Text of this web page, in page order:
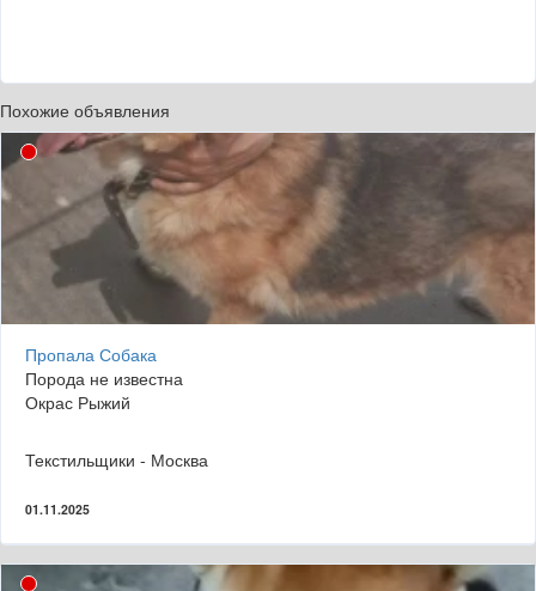
Похожие объявления
Пропала Собака
Порода не известна
Окрас Рыжий
Текстильщики - Москва
01.11.2025